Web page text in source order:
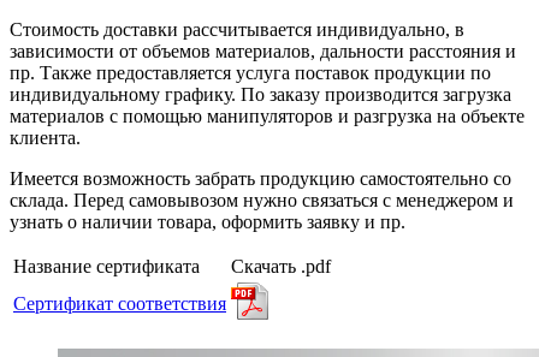
Стоимость доставки рассчитывается индивидуально, в
зависимости от объемов материалов, дальности расстояния и
пр. Также предоставляется услуга поставок продукции по
индивидуальному графику. По заказу производится загрузка
материалов с помощью манипуляторов и разгрузка на объекте
клиента.
Имеется возможность забрать продукцию самостоятельно со
склада. Перед самовывозом нужно связаться с менеджером и
узнать о наличии товара, оформить заявку и пр.
Название сертификата
Скачать .pdf
Сертификат соответствия